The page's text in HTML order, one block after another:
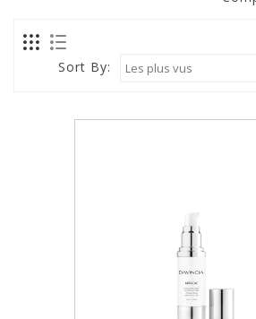
Sort By: